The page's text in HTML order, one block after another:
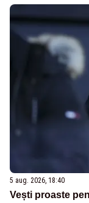
5 aug. 2026, 18:40
Vești proaste